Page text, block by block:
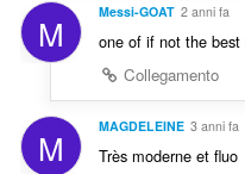
M Messi-GOAT 2 anni fa
one of if not the best
Collegamento
M MAGDELEINE 3 anni fa
Très moderne et fluo